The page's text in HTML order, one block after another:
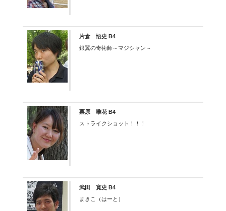
片倉 悟史 B4
銀翼の奇術師～マジシャン～
栗原 唯花 B4
ストライクショット！！！
武田 寛史 B4
まきこ（はーと）